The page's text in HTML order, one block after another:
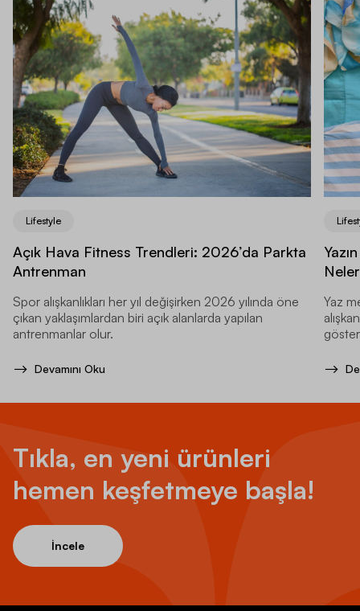
Lifestyle
Açık Hava Fitness Trendleri: 2026’da Parkta
Antrenman
Spor alışkanlıkları her yıl değişirken 2026 yılında öne
çıkan yaklaşımlardan biri açık alanlarda yapılan
antrenmanlar olur.
Devamını Oku
Yaz
Tıkla, en yeni ürünleri
hemen keşfetmeye başla!
İncele